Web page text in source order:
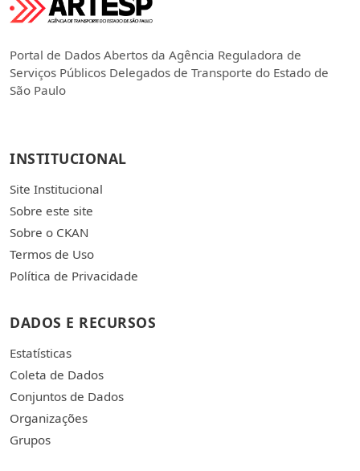
Portal de Dados Abertos da Agência Reguladora de
Serviços Públicos Delegados de Transporte do Estado de
São Paulo
INSTITUCIONAL
Site Institucional
Sobre este site
Sobre o CKAN
Termos de Uso
Política de Privacidade
DADOS E RECURSOS
Estatísticas
Coleta de Dados
Conjuntos de Dados
Organizações
Grupos